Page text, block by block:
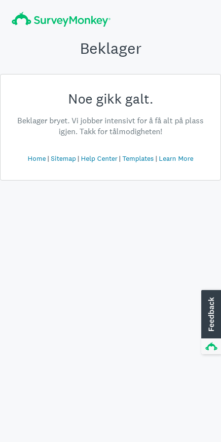
Beklager
Noe gikk galt.
Beklager bryet. Vi jobber intensivt for å få alt på plass
igjen. Takk for tålmodigheten!
Home Sitemap Help Center Templates Learn More